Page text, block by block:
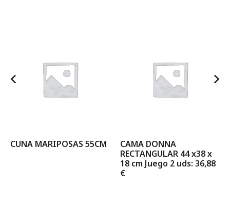
CUNA MARIPOSAS 55CM
CAMA DONNA
RECTANGULAR 44 x38 x
18 cm Juego 2 uds: 36,88
€